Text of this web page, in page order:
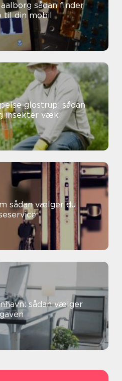
finder
til din mobil
glostrup: sådan
insekter væk
sådan vælger